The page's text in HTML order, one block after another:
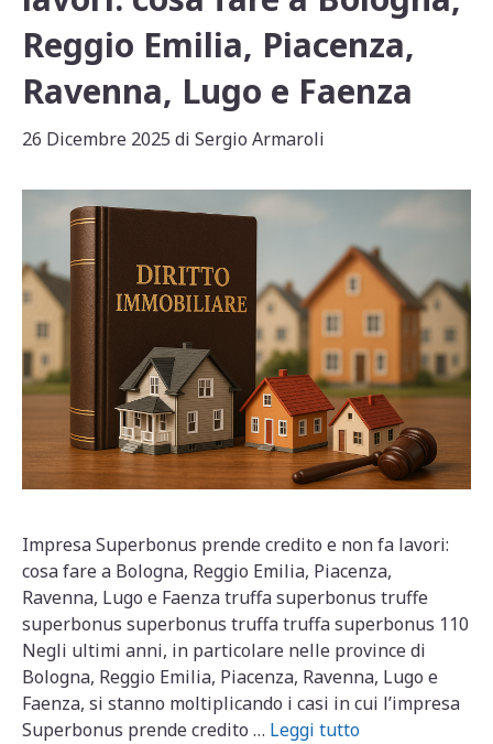
Reggio Emilia, Piacenza,
Ravenna, Lugo e Faenza
26 Dicembre 2025 di Sergio Armaroli
Impresa Superbonus prende credito e non fa lavori:
cosa fare a Bologna, Reggio Emilia, Piacenza,
Ravenna, Lugo e Faenza truffa superbonus truffe
superbonus superbonus truffa truffa superbonus 110
Negli ultimi anni, in particolare nelle province di
Bologna, Reggio Emilia, Piacenza, Ravenna, Lugo e
Faenza, si stanno moltiplicando i casi in cui l’impresa
Superbonus prende credito … Leggi tutto